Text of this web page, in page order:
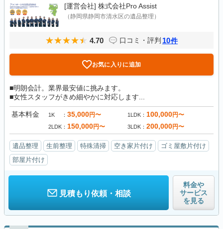
[運営会社] 株式会社Pro Assist
（静岡県静岡市清水区の遺品整理）
4.70 口コミ・評判 10件
お気に入りに追加
■明朗会計。業界最安値に挑みます。
■女性スタッフがきめ細やかに対応します...
基本料金 1K 35,000円〜 1LDK 100,000円〜
2LDK 150,000円〜 3LDK 200,000円〜
遺品整理 生前整理 特殊清掃 空き家片付け
ゴミ屋敷片付け
部屋片付け
見積もり依頼・相談
料金や
サービス
を見る